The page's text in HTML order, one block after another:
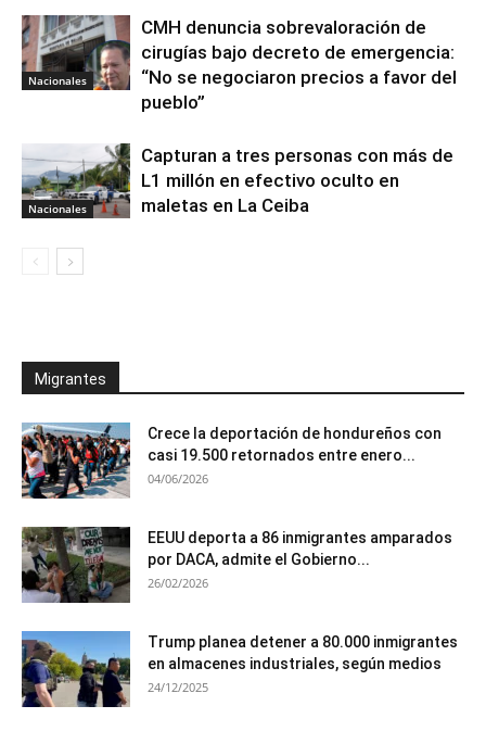
Nacionales
CMH denuncia sobrevaloración de
cirugías bajo decreto de emergencia:
“No se negociaron precios a favor del
pueblo”
Nacionales
Capturan a tres personas con más de
L1 millón en efectivo oculto en
maletas en La Ceiba
Migrantes
Crece la deportación de hondureños con
casi 19.500 retornados entre enero...
04/06/2026
EEUU deporta a 86 inmigrantes amparados
por DACA, admite el Gobierno...
26/02/2026
Trump planea detener a 80.000 inmigrantes
en almacenes industriales, según medios
24/12/2025